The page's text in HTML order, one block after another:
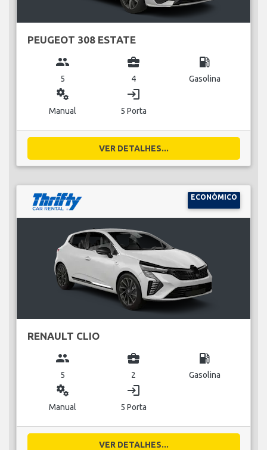
PEUGEOT 308 ESTATE
group
5
business_center
4
local_gas_station
Gasolina
miscellaneous_services
Manual
login
5 Porta
VER DETALHES...
ECONÓMICO
RENAULT CLIO
group
5
business_center
2
local_gas_station
Gasolina
miscellaneous_services
Manual
login
5 Porta
VER DETALHES...